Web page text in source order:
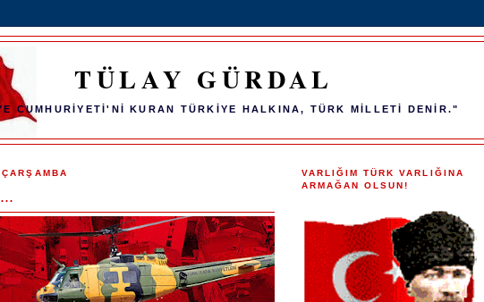
TÜLAY GÜRDAL
CUMHURİYETİ'Nİ KURAN TÜRKİYE HALKINA, TÜRK MİLLETİ DENİR."
VARLIĞIM TÜRK VARLIĞINA
ARMAĞAN OLSUN!